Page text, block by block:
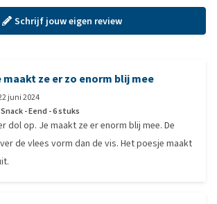
Schrijf jouw eigen review
maakt ze er zo enorm blij mee
juni 2024
- Eend - 6 stuks
dol op. Je maakt ze er enorm blij mee. De
de vlees vorm dan de vis. Het poesje maakt